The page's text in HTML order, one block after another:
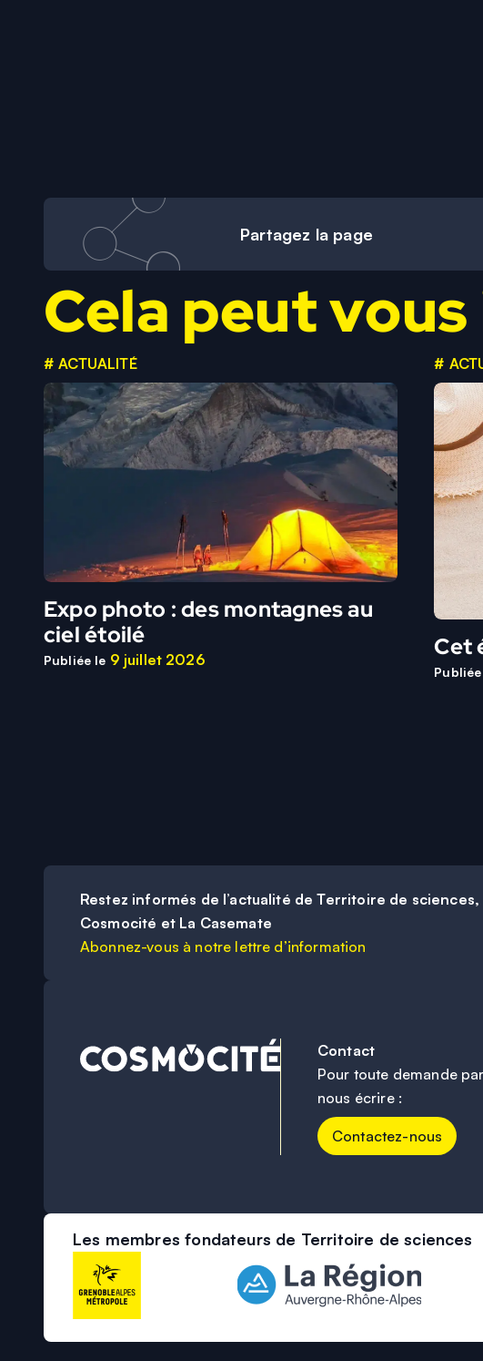
Partagez la page
Cela peut
# ACTUALITÉ
Expo photo : des montagnes au
ciel étoilé
Publiée le 9 juillet 2026
#
Cet
Restez informés de l’actualité de Territoire de sciences,
Cosmocité et La Casemate
Abonnez-vous à notre lettre d’information
Contact
Pour toute demande
nous écrire :
Contactez-nous
Les membres fondateurs de Territoire de sciences